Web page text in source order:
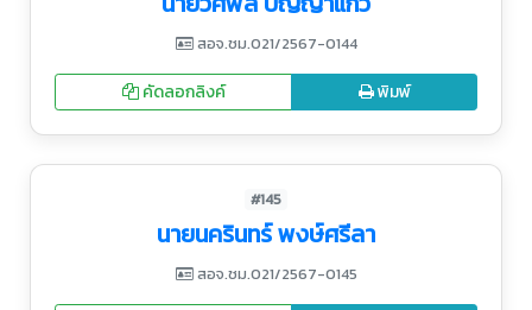
สอจ.ชม.021/2567-0144
คัดลอกลิงค์ พิมพ์
#145
นายนครินทร์ พงษ์ศรีลา
สอจ.ชม.021/2567-0145